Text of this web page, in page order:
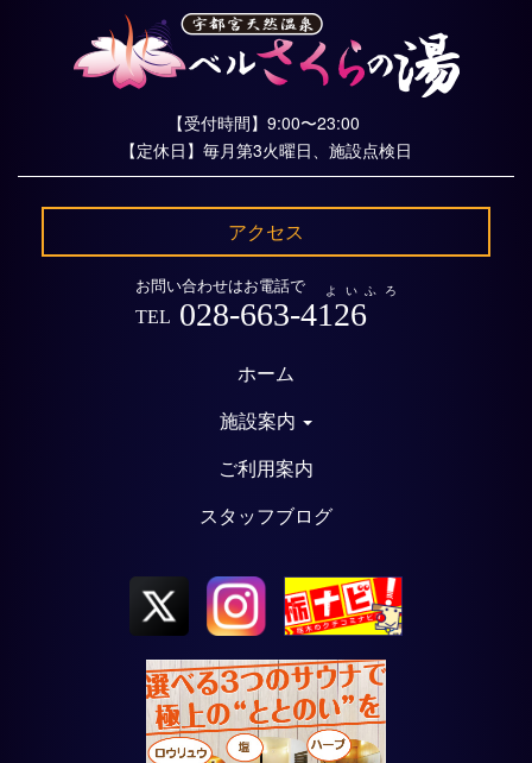
【受付時間】9:00〜23:00
【定休日】毎月第3火曜日、施設点検日
アクセス
お問い合わせはお電話で よいふろ
TEL 028-663-4126
ホーム
施設案内
ご利用案内
スタッフブログ